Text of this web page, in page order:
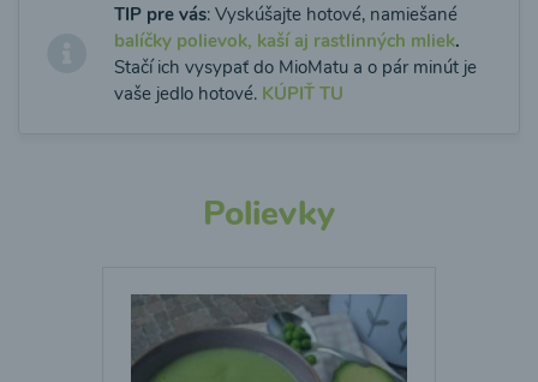
TIP pre vás: Vyskúšajte hotové, namiešané
balíčky polievok, kaší aj rastlinných mliek.
Stačí ich vysypať do MioMatu a o pár minút je
vaše jedlo hotové. KÚPIŤ TU
Polievky